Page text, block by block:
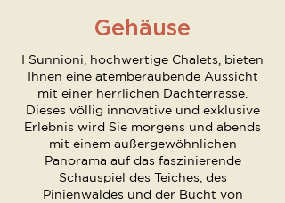
Gehäuse
I Sunnioni, hochwertige Chalets, bieten
Ihnen eine atemberaubende Aussicht
mit einer herrlichen Dachterrasse.
Dieses völlig innovative und exklusive
Erlebnis wird Sie morgens und abends
mit einem außergewöhnlichen
Panorama auf das faszinierende
Schauspiel des Teiches, des
Pinienwaldes und der Bucht von